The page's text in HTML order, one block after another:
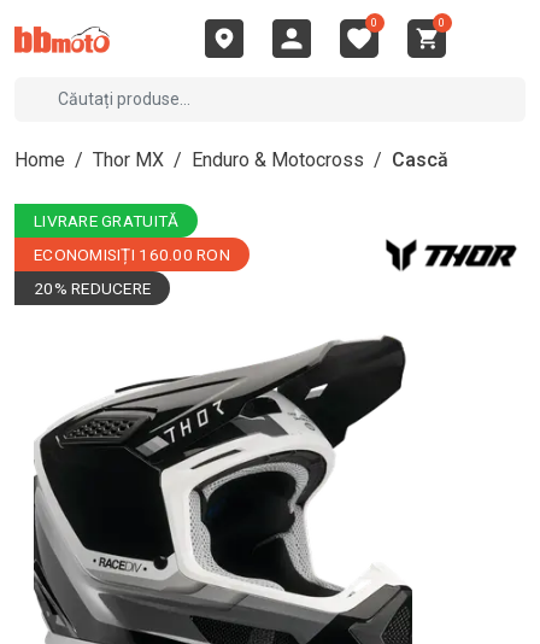
0 0
Home / Thor MX / Enduro & Motocross / Cască
LIVRARE GRATUITĂ
ECONOMISIȚI 160.00 RON
20% REDUCERE